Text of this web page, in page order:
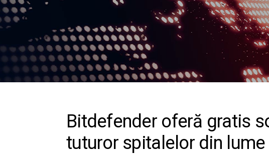
Bitdefender oferă gratis
tuturor spitalelor din lume